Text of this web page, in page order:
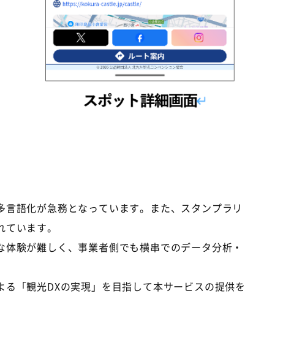
語化が急務となっています。また、スタンプラリ
います。
験が難しく、事業者側でも横串でのデータ分析・
「観光DXの実現」を目指して本サービスの提供を